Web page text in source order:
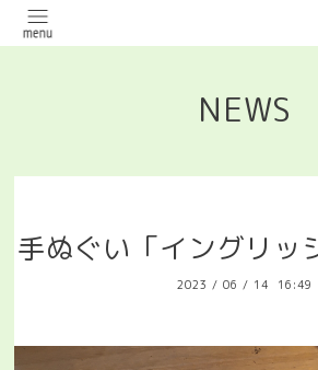
NEWS
手ぬぐい「イングリッ
2023 / 06 / 14 16:49